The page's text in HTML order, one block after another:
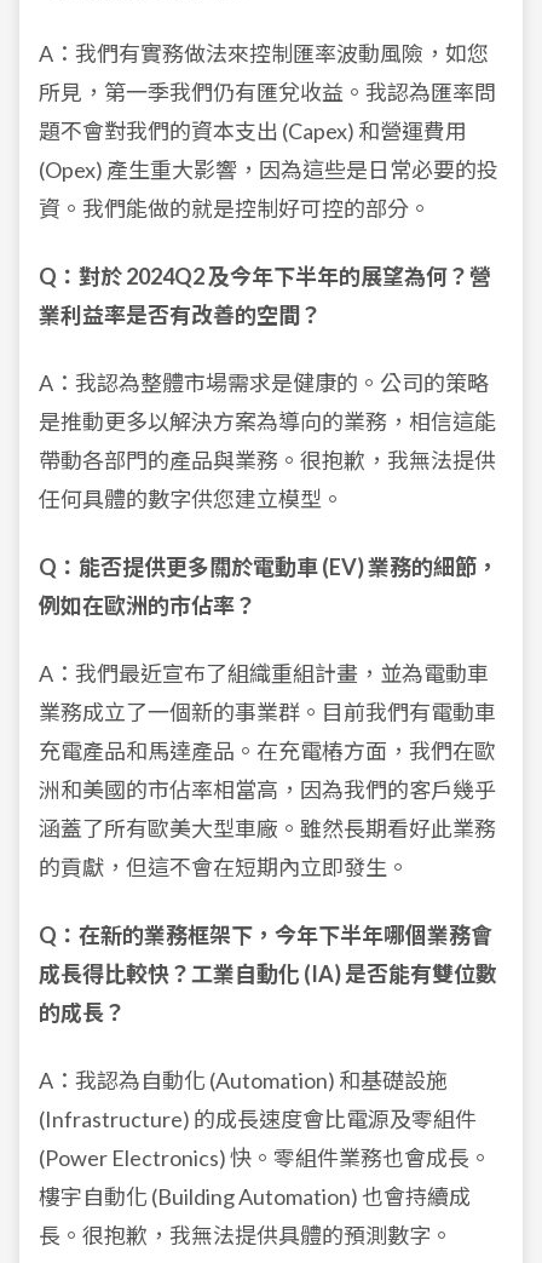
A：我們有實務做法來控制匯率波動風險，如您
所見，第一季我們仍有匯兌收益。我認為匯率問
題不會對我們的資本支出 (Capex) 和營運費用
(Opex) 產生重大影響，因為這些是日常必要的投
資。我們能做的就是控制好可控的部分。
Q：對於 2024Q2 及今年下半年的展望為何？營
業利益率是否有改善的空間？
A：我認為整體市場需求是健康的。公司的策略
是推動更多以解決方案為導向的業務，相信這能
帶動各部門的產品與業務。很抱歉，我無法提供
任何具體的數字供您建立模型。
Q：能否提供更多關於電動車 (EV) 業務的細節，
例如在歐洲的市佔率？
A：我們最近宣布了組織重組計畫，並為電動車
業務成立了一個新的事業群。目前我們有電動車
充電產品和馬達產品。在充電樁方面，我們在歐
洲和美國的市佔率相當高，因為我們的客戶幾乎
涵蓋了所有歐美大型車廠。雖然長期看好此業務
的貢獻，但這不會在短期內立即發生。
Q：在新的業務框架下，今年下半年哪個業務會
成長得比較快？工業自動化 (IA) 是否能有雙位數
的成長？
A：我認為自動化 (Automation) 和基礎設施
(Infrastructure) 的成長速度會比電源及零組件
(Power Electronics) 快。零組件業務也會成長。
樓宇自動化 (Building Automation) 也會持續成
長。很抱歉，我無法提供具體的預測數字。